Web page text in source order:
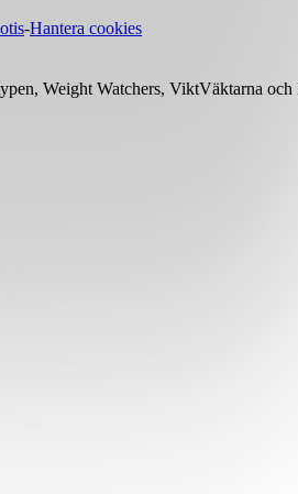
-Hantera cookies
Weight Watchers, ViktVäktarna